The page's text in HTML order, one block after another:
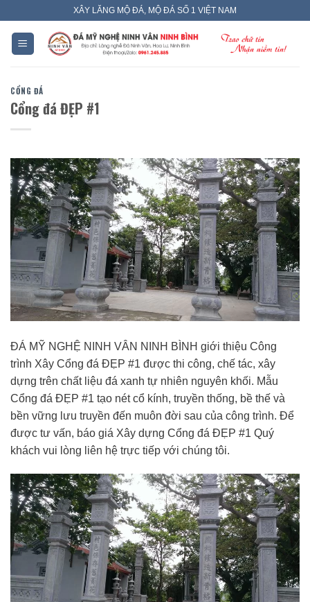
content
XÂY LĂNG MỘ ĐÁ, MỘ ĐÁ SỐ 1 VIỆT NAM
CỔNG ĐÁ
Cổng đá ĐẸP #1
ĐÁ MỸ NGHỆ NINH VÂN NINH BÌNH giới thiệu Công
trình Xây Cổng đá ĐẸP #1 được thi công, chế tác, xây
dựng trên chất liệu đá xanh tự nhiên nguyên khối. Mẫu
Cổng đá ĐẸP #1 tạo nét cổ kính, truyền thống, bề thế và
bền vững lưu truyền đến muôn đời sau của công trình. Để
được tư vấn, báo giá Xây dựng Cổng đá ĐẸP #1 Quý
khách vui lòng liên hệ trực tiếp với chúng tôi.